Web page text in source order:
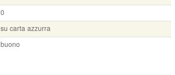
0
su carta azzurra
buono